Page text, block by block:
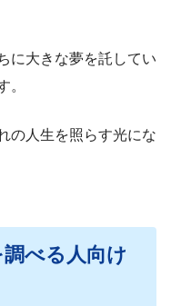
に大きな夢を託してい
。
の人生を照らす光にな
べる人向け